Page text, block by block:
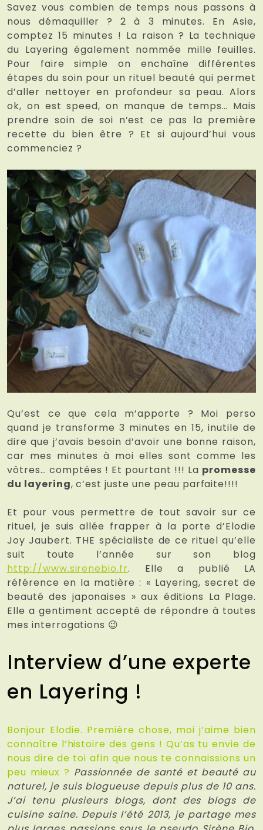
Savez vous combien de temps nous passons à
nous démaquiller ? 2 à 3 minutes. En Asie,
comptez 15 minutes ! La raison ? La technique
du Layering également nommée mille feuilles.
Pour faire simple on enchaîne différentes
étapes du soin pour un rituel beauté qui permet
d’aller nettoyer en profondeur sa peau. Alors
ok, on est speed, on manque de temps… Mais
prendre soin de soi n’est ce pas la première
recette du bien être ? Et si aujourd’hui vous
commenciez ?
Qu’est ce que cela m’apporte ? Moi perso
quand je transforme 3 minutes en 15, inutile de
dire que j’avais besoin d’avoir une bonne raison,
car mes minutes à moi elles sont comme les
vôtres… comptées ! Et pourtant !!! La promesse
du layering, c’est juste une peau parfaite!!!!
Et pour vous permettre de tout savoir sur ce
rituel, je suis allée frapper à la porte d’Elodie
Joy Jaubert. THE spécialiste de ce rituel qu’elle
suit toute l’année sur son blog
http://www.sirenebio.fr. Elle a publié LA
référence en la matière : « Layering, secret de
beauté des japonaises » aux éditions La Plage.
Elle a gentiment accepté de répondre à toutes
mes interrogations 😉
Interview d’une experte
en Layering !
Bonjour Elodie. Première chose, moi j’aime bien
connaître l’histoire des gens ! Qu’as tu envie de
nous dire de toi afin que nous te connaissions un
peu mieux ? Passionnée de santé et beauté au
naturel, je suis blogueuse depuis plus de 10 ans.
J’ai tenu plusieurs blogs, dont des blogs de
cuisine saine. Depuis l’été 2013, je partage mes